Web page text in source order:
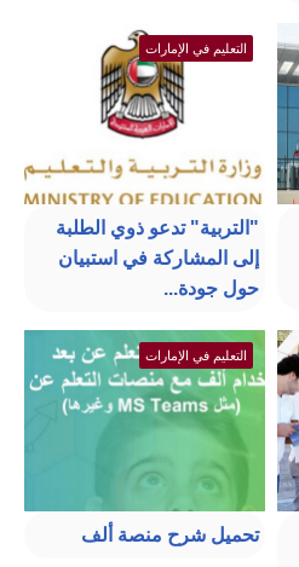
التعليم في الإمارات
"التربية" تدعو ذوي الطلبة
إلى المشاركة في استبيان
حول جودة...
التعليم في الإمارات
تحميل شرح منصة ألف